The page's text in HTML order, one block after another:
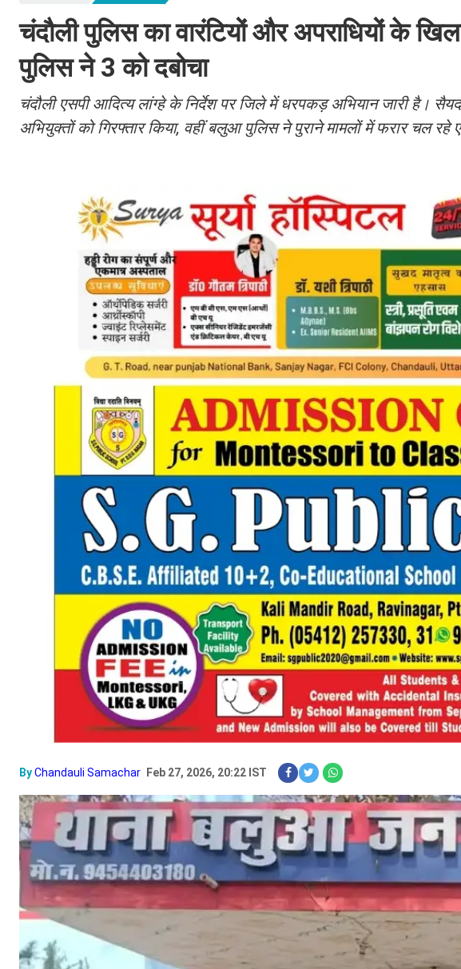
चंदौली पुलिस का वारंटियों और अपराधियों के
पुलिस ने 3 को दबोचा
चंदौली एसपी आदित्य लांग्हे के निर्देश पर जिले में धरपकड़ अभियान जारी है।
अभियुक्तों को गिरफ्तार किया, वहीं बलुआ पुलिस ने पुराने मामलों में फरार चल
ByChandauli Samachar Feb 27, 2026, 20:22 IST